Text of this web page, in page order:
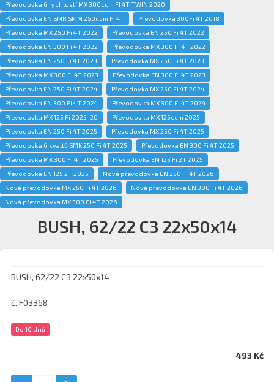
Převodovka 6 rychlostí MX 300ccm FI 4T TWIN 2020
Převodovka EN SMR SMM 250ccm Fi 4T
Převodovka 300Fi 4T 2018
Převodovka MX 250 Fi 4T 2022
Převodovka EN 250 Fi 4T 2022
Převodovka EN 300 Fi 4T 2022
Převodovka MX 300 Fi 4T 2022
Převodovka EN 250 Fi 4T 2023
Převodovka MX 250 Fi 4T 2023
Převodovka MX 300 Fi 4T 2023
Převodovka EN 300 Fi 4T 2023
Převodovka EN 250 Fi 4T 2024
Převodovka MX 250 Fi 4T 2024
Převodovka EN 300 Fi 4T 2024
Převodovka MX 300 Fi 4T 2024
Převodovka MX 125 Fi 2025-26
Převodovka MX 125ccm 2025
Převodovka EN 250 Fi 4T 2025
Převodovka MX 250 Fi 4T 2025
Převodovka 6 kvaltů SMK 250 Fi 4T 2025
Převodovka EN 300 Fi 4T 2025
Převodovka MX 300 Fi 4T 2025
Převodovka EN 125 Fi 2T 2025
Převodovka EN 125 2T 2025
Nová převodovka EN 250 Fi 4T 2026
Nová převodovka MX 250 Fi 4T 2026
Nová převodovka EN 300 Fi 4T 2026
Nová převodovka MX 300 Fi 4T 2026
BUSH, 62/22 C3 22x50x14
BUSH, 62/22 C3 22x50x14
č. F03368
Do 10 dnů
493 Kč